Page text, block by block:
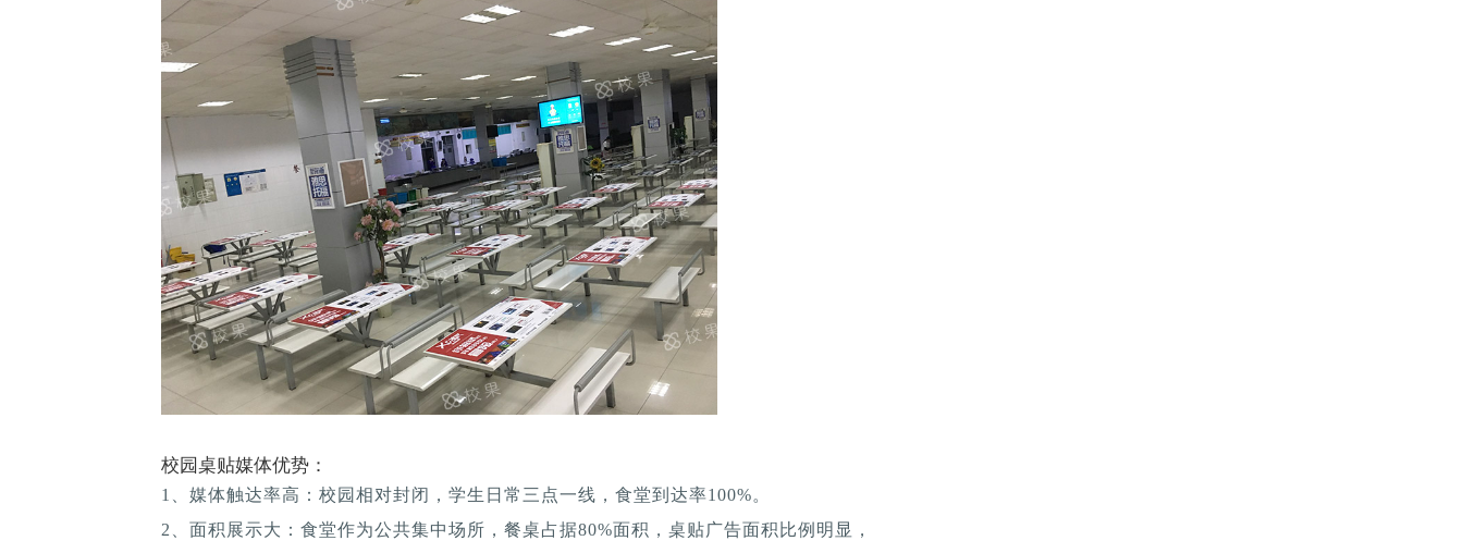
校园桌贴媒体优势：
1、媒体触达率高：校园相对封闭，学生日常三点一线，食堂到达率100%。
2、面积展示大：食堂作为公共集中场所，餐桌占据80%面积，桌贴广告面积比例明显，